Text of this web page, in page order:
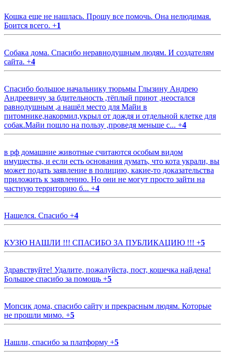
Кошка еще не нашлась. Прошу все помочь. Она нелюдимая.
Боится всего. +1
Собака дома. Спасибо неравнодушным людям. И создателям
сайта. +4
Спасибо большое начальнику тюрьмы Глызину Андрею
Андреевичу за бдительность ,тёплый приют ,неостался
равнодушным ,а нашёл место для Майи в
питомнике,накормил,укрыл от дождя и отдельной клетке для
собак.Майи пошло на пользу ,проведя меньше с... +4
в рф домашние животные считаются особым видом
имущества, и если есть основания думать, что кота украли, вы
может подать заявление в полицию, какие-то доказательства
приложить к заявлению. Но они не могут просто зайти на
частную территорию б... +4
Нашелся. Спасибо +4
КУЗЮ НАШЛИ !!! СПАСИБО ЗА ПУБЛИКАЦИЮ !!! +5
Здравствуйте! Удалите, пожалуйста, пост, кошечка найдена!
Большое спасибо за помощь +5
Мопсик дома, спасибо сайту и прекрасным людям. Которые
не прошли мимо. +5
Нашли, спасибо за платформу +5